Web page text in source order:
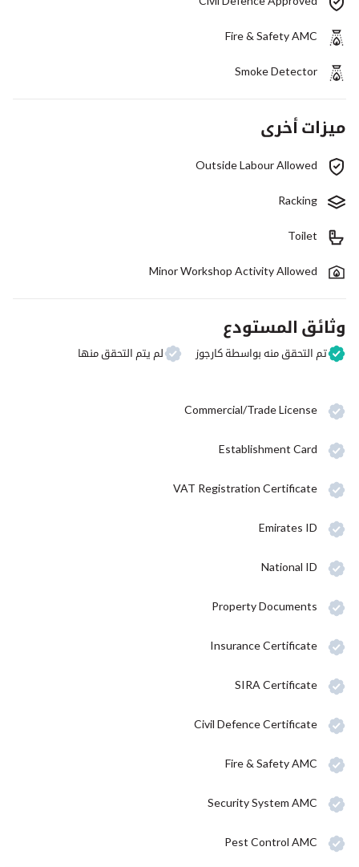
Fire & Safety AMC
Smoke Detector
ميزات أخرى
Outside Labour Allowed
Racking
Toilet
Minor Workshop Activity Allowed
وثائق المستودع
تم التحقق منه بواسطة كارجوز لم يتم التحقق منها
Commercial/Trade License
Establishment Card
VAT Registration Certificate
Emirates ID
National ID
Property Documents
Insurance Certificate
SIRA Certificate
Civil Defence Certificate
Fire & Safety AMC
Security System AMC
Pest Control AMC